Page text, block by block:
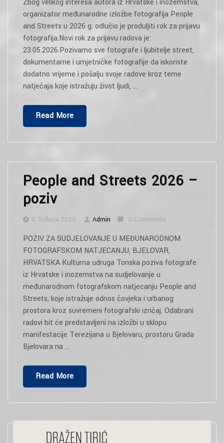
Zbog velikog interesa autora iz Hrvatske i inozemstva,
organizator međunarodne izložbe fotografija People
and Streets u 2026 g. odlučio je produljiti rok za prijavu
fotografija.Novi rok za prijavu radova je:
23.05.2026.Pozivamo sve fotografe i ljubitelje street,
dokumentarne i umjetničke fotografije da iskoriste
dodatno vrijeme i pošalju svoje radove kroz teme
natječaja koje istražuju život ljudi, …
Read More“PRODULJENJE
ROKA
People and Streets 2026 –
poziv
5. Svibnja 2026. Admin 0 Comments
POZIV ZA SUDJELOVANJE U MEĐUNARODNOM
FOTOGRAFSKOM NATJECANJU, BJELOVAR,
HRVATSKA Kulturna udruga Tonska poziva fotografe
iz Hrvatske i inozemstva na sudjelovanje u
međunarodnom fotografskom natjecanju People and
Streets, koje istražuje odnos čovjeka i urbanog
prostora kroz suvremeni fotografski izričaj. Odabrani
radovi bit će predstavljeni na izložbi u sklopu
manifestacije Terezijana u Bjelovaru, prostoru Grada
Bjelovara na …
Read More“People
And
Streets
–
Poziv”